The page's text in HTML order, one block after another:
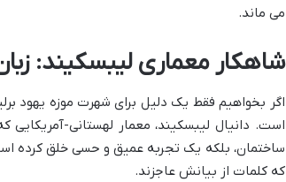
می ماند.
شاهکار معماری لیبسکیند:
اگر بخواهیم فقط یک دلیل برای شهرت موزه یهود
است. دانیال لیبسکیند، معمار لهستانی-
ساختمان، بلکه یک تجربه عمیق و حسی خلق کرده
که کلمات از بیانش عاجزند.